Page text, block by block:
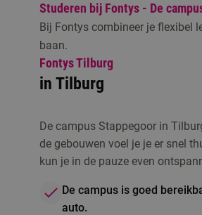
Studeren bij Fontys - De
Bij Fontys combineer je flexibel
baan.
Fontys Tilburg
in Tilburg
De campus Stappegoor in
de gebouwen voel je je er snel
kun je in de pauze even
De campus is goed
auto.